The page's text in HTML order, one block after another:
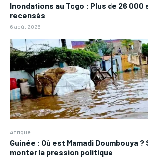
Inondations au Togo : Plus de 26 000
recensés
6 août 2026
Afrique
Guinée : Où est Mamadi Doumbouya
monter la pression politique